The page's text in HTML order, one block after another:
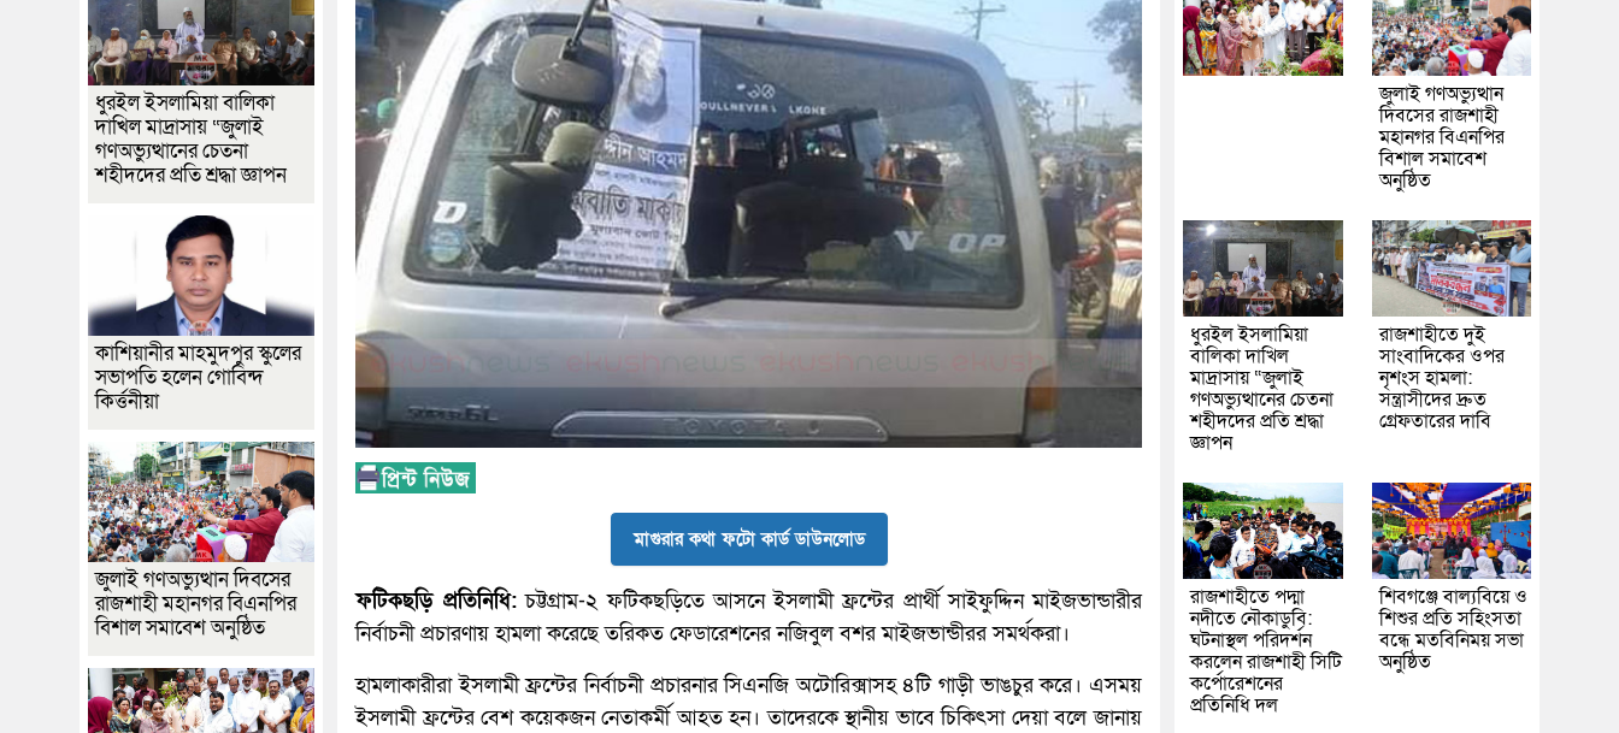
মাগুরার কথা ফটো কার্ড ডাউনলোড
ফটিকছড়ি প্রতিনিধি: চট্টগ্রাম-২ ফটিকছড়িতে আসনে ইসলামী ফ্রন্টের প্রার্থী সাইফুদ্দিন মাইজভান্ডারীর
নির্বাচনী প্রচারণায় হামলা করেছে তরিকত ফেডারেশনের নজিবুল বশর মাইজভান্ডীরর সমর্থকরা।
হামলাকারীরা ইসলামী ফ্রন্টের নির্বাচনী প্রচারনার সিএনজি অটোরিক্সাসহ ৪টি গাড়ী ভাঙচুর করে। এসময়
ইসলামী ফ্রন্টের বেশ কয়েকজন নেতাকর্মী আহত হন। তাদেরকে স্থানীয় ভাবে চিকিৎসা দেয়া বলে জানায়
ধুরইল ইসলামিয়া বালিকা
দাখিল মাদ্রাসায় “জুলাই
গণঅভ্যুত্থানের চেতনা
শহীদদের প্রতি শ্রদ্ধা জ্ঞাপন
কাশিয়ানীর মাহমুদপুর স্কুলের
সভাপতি হলেন গোবিন্দ
কির্ত্তনীয়া
জুলাই গণঅভ্যুত্থান দিবসের
রাজশাহী মহানগর বিএনপির
বিশাল সমাবেশ অনুষ্ঠিত
জুলাই গণঅভ্যুত্থান
দিবসের রাজশাহী
মহানগর বিএনপির
বিশাল সমাবেশ
অনুষ্ঠিত
ধুরইল ইসলামিয়া
বালিকা দাখিল
মাদ্রাসায় “জুলাই
গণঅভ্যুত্থানের চেতনা
শহীদদের প্রতি শ্রদ্ধা
জ্ঞাপন
রাজশাহীতে দুই
সাংবাদিকের ওপর
নৃশংস হামলা:
সন্ত্রাসীদের দ্রুত
গ্রেফতারের দাবি
রাজশাহীতে পদ্মা
নদীতে নৌকাডুবি:
ঘটনাস্থল পরিদর্শন
করলেন রাজশাহী সিটি
কর্পোরেশনের
প্রতিনিধি দল
শিবগঞ্জে বাল্যবিয়ে ও
শিশুর প্রতি সহিংসতা
বন্ধে মতবিনিময় সভা
অনুষ্ঠিত